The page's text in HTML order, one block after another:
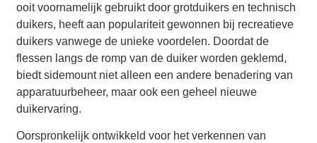
ooit voornamelijk gebruikt door grotduikers en technisch
duikers, heeft aan populariteit gewonnen bij recreatieve
duikers vanwege de unieke voordelen. Doordat de
flessen langs de romp van de duiker worden geklemd,
biedt sidemount niet alleen een andere benadering van
apparatuurbeheer, maar ook een geheel nieuwe
duikervaring.
Oorspronkelijk ontwikkeld voor het verkennen van